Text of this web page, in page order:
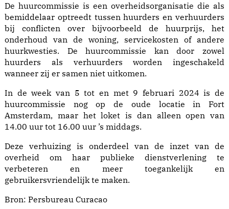
De huurcommissie is een overheidsorganisatie die als
bemiddelaar optreedt tussen huurders en verhuurders
bij conflicten over bijvoorbeeld de huurprijs, het
onderhoud van de woning, servicekosten of andere
huurkwesties. De huurcommissie kan door zowel
huurders als verhuurders worden ingeschakeld
wanneer zij er samen niet uitkomen.
In de week van 5 tot en met 9 februari 2024 is de
huurcommissie nog op de oude locatie in Fort
Amsterdam, maar het loket is dan alleen open van
14.00 uur tot 16.00 uur ’s middags.
Deze verhuizing is onderdeel van de inzet van de
overheid om haar publieke dienstverlening te
verbeteren en meer toegankelijk en
gebruikersvriendelijk te maken.
Bron: Persbureau Curacao